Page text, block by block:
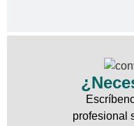
profesional